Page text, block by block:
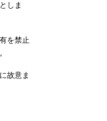
しま
を禁止
故意ま